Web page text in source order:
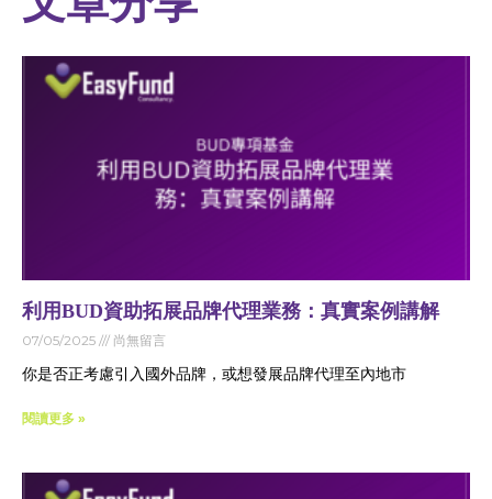
利用BUD資助拓展品牌代理業務：真實案例講解
07/05/2025 尚無留言
你是否正考慮引入國外品牌，或想發展品牌代理至內地市
閱讀更多 »